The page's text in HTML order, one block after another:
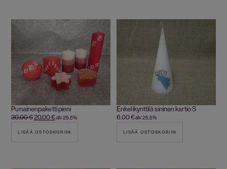
Punainenpaketti pieni
30.00€20.00€alv 25,5%
LISÄÄ OSTOSKORIIN
Enkelikynttilä sininen kartio S
6.00€alv 25,5%
LISÄÄ OSTOSKORIIN